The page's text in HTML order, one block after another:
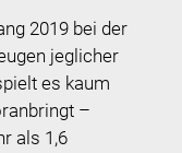
2019 bei der
jeglicher
es kaum
–
als 1,6